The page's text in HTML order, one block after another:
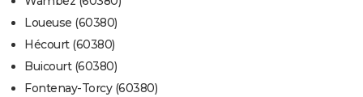
Loueuse (60380)
Hécourt (60380)
Buicourt (60380)
Fontenay-Torcy (60380)